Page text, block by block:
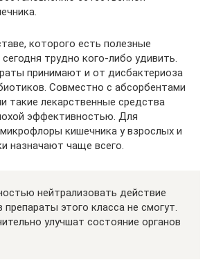
которого есть полезные
трудно кого-либо удивить.
принимают и от дисбактериоза
Совместно с абсорбентами
такие лекарственные средства
эффективностью. Для
кишечника у взрослых и
назначают чаще всего.
нейтрализовать действие
этого класса не смогут.
улучшат состояние органов